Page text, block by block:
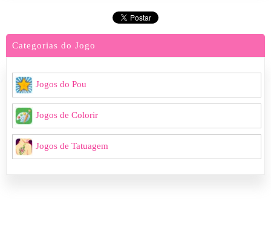
Categorias do Jogo
Jogos do Pou
Jogos de Colorir
Jogos de Tatuagem